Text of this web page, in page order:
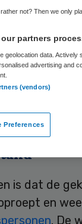
de Tweede
is dat de
en
. De
not? Then we only
our partners
geolocation data.
advertising and
(vendors)
Preferences